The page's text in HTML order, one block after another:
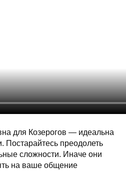
для Козерогов — идеальна
Постарайтесь преодолеть
сложности. Иначе они
на ваше общение